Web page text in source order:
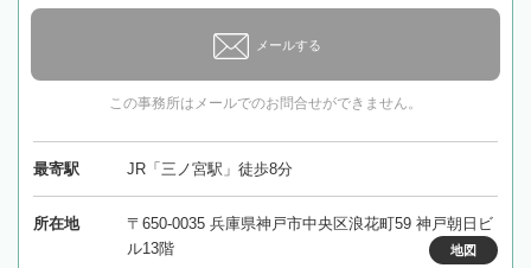
メールする
この事務所はメールでのお問合せができません。
最寄駅 JR「三ノ宮駅」徒歩8分
所在地
〒650-0035 兵庫県神戸市中央区浪花町59 神戸朝日ビ
ル13階
地図